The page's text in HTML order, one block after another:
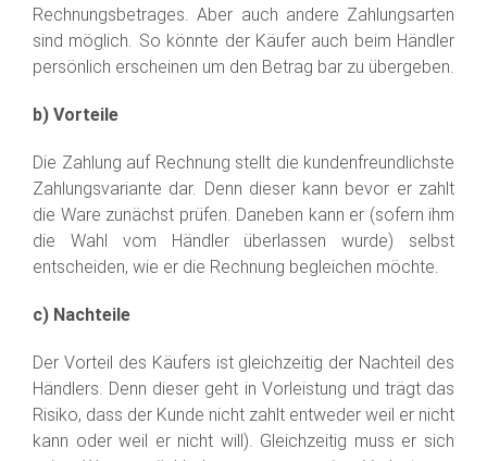
Rechnungsbetrages. Aber auch andere Zahlungsarten
sind möglich. So könnte der Käufer auch beim Händler
persönlich erscheinen um den Betrag bar zu übergeben.
b) Vorteile
Die Zahlung auf Rechnung stellt die kundenfreundlichste
Zahlungsvariante dar. Denn dieser kann bevor er zahlt
die Ware zunächst prüfen. Daneben kann er (sofern ihm
die Wahl vom Händler überlassen wurde) selbst
entscheiden, wie er die Rechnung begleichen möchte.
c) Nachteile
Der Vorteil des Käufers ist gleichzeitig der Nachteil des
Händlers. Denn dieser geht in Vorleistung und trägt das
Risiko, dass der Kunde nicht zahlt entweder weil er nicht
kann oder weil er nicht will). Gleichzeitig muss er sich